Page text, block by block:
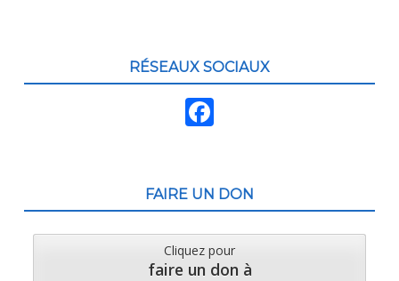
RÉSEAUX SOCIAUX
b
o
o
FAIRE UN DON
Cliquez pour
faire un don à